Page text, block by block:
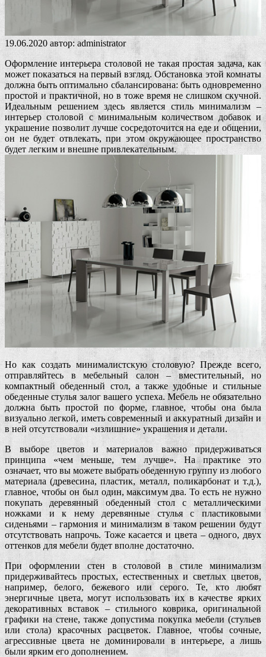
19.06.2020 автор: administrator
Оформление интерьера столовой не такая простая задача, как
может показаться на первый взгляд. Обстановка этой комнаты
должна быть оптимально сбалансирована: быть одновременно
простой и практичной, но в тоже время не слишком скучной.
Идеальным решением здесь является стиль минимализм –
интерьер столовой с минимальным количеством добавок и
украшение позволит лучше сосредоточится на еде и общении,
он не будет отвлекать, при этом окружающее пространство
будет легким и внешне привлекательным.
Но как создать минималистскую столовую? Прежде всего,
отправляйтесь в мебельный салон – вместительный, но
компактный обеденный стол, а также удобные и стильные
обеденные стулья залог вашего успеха. Мебель не обязательно
должна быть простой по форме, главное, чтобы она была
визуально легкой, иметь современный и аккуратный дизайн и
в ней отсутствовали «излишние» украшения и детали.
В выборе цветов и материалов важно придерживаться
принципа «чем меньше, тем лучше». На практике это
означает, что вы можете выбрать обеденную группу из любого
материала (древесина, пластик, металл, поликарбонат и т.д.),
главное, чтобы он был один, максимум два. То есть не нужно
покупать деревянный обеденный стол с металлическими
ножками и к нему деревянные стулья с пластиковыми
сиденьями – гармония и минимализм в таком решении будут
отсутствовать напрочь. Тоже касается и цвета – одного, двух
оттенков для мебели будет вполне достаточно.
При оформлении стен в столовой в стиле минимализм
придерживайтесь простых, естественных и светлых цветов,
например, белого, бежевого или серого. Те, кто любят
энергичные цвета, могут использовать их в качестве ярких
декоративных вставок – стильного коврика, оригинальной
графики на стене, также допустима покупка мебели (стульев
или стола) красочных расцветок. Главное, чтобы сочные,
агрессивные цвета не доминировали в интерьере, а лишь
были ярким его дополнением.